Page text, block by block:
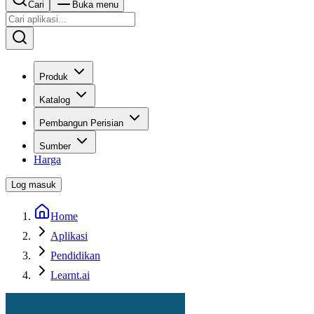
Cari Buka menu
Produk
Katalog
Pembangun Perisian
Sumber
Harga
Log masuk
Home
Aplikasi
Pendidikan
Learnt.ai